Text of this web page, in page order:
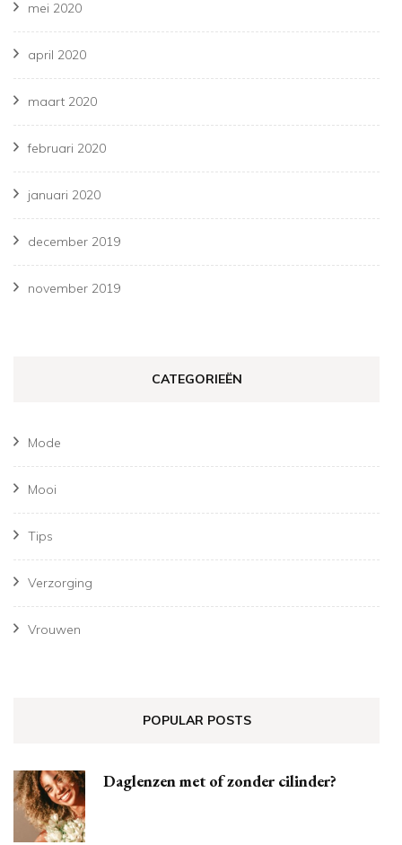
mei 2020
april 2020
maart 2020
februari 2020
januari 2020
december 2019
november 2019
CATEGORIEËN
Mode
Mooi
Tips
Verzorging
Vrouwen
POPULAR POSTS
Daglenzen met of zonder cilinder?